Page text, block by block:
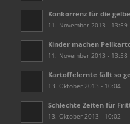
Konkorrenz für die
11. November 2013 - 13:59
Kinder machen
11. November 2013 - 13:58
Kartoffelernte fällt so
13. Oktober 2013 - 10:04
Schlechte Zeiten für
13. Oktober 2013 - 10:02